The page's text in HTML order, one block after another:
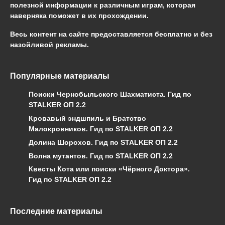
полезной информации к различным играм, которая
наверняка поможет в их прохождении.
Весь контент на сайте предоставляется бесплатно и без
назойливой рекламы.
Популярные материалы
Поиски Чернобыльского Шахматиста. Гид по
STALKER ОП 2.2
Кровавый эндшпиль и Братство
Малокровников. Гид по STALKER ОП 2.2
Долина Шорохов. Гид по STALKER ОП 2.2
Волна мутантов. Гид по STALKER ОП 2.2
Квесты Кота или поиски «Чёрного Доктора».
Гид по STALKER ОП 2.2
Последние материалы